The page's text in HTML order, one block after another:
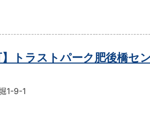
】トラストパーク肥後橋セ
1-9-1